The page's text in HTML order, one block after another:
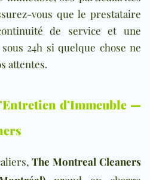
vous que le prestataire
de service et une
24h si quelque chose ne
attentes.
d’Immeuble —
rs, The Montreal Cleaners